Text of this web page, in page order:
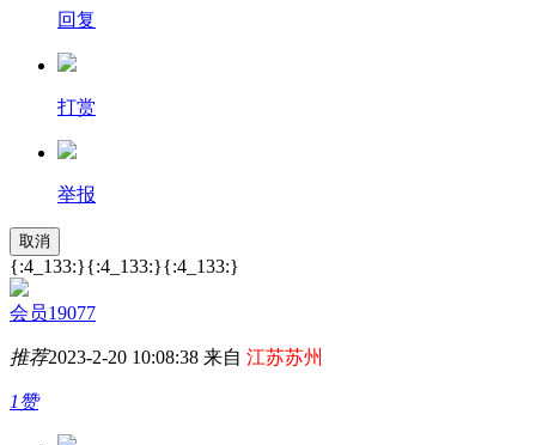
回复
打赏
举报
取消
{:4_133:}{:4_133:}{:4_133:}
会员19077
推荐2023-2-20 10:08:38 来自 江苏苏州
1赞